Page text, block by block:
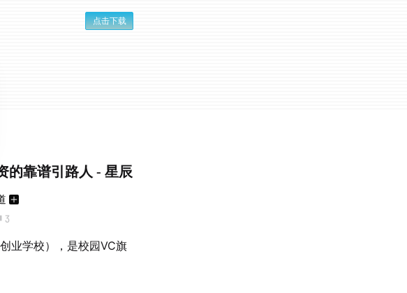
点击下载
的靠谱引路人 - 星辰
3
业学校），是校园VC旗